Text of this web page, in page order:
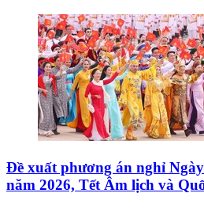
Đề xuất phương án nghỉ
năm 2026, Tết Âm lịch và